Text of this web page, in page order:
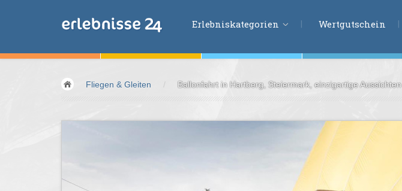
Erlebniskategorien
Fliegen &Gleiten
Action
Gesundheit
Wertgutschein
Fliegen & Gleiten / Ballonfahrt in Hartberg, Steiermark, einzigartige Aussichten